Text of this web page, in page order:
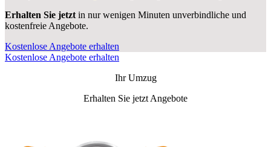
Erhalten Sie jetzt in nur wenigen Minuten unverbindliche und
kostenfreie Angebote.
Kostenlose Angebote erhalten
Kostenlose Angebote erhalten
Ihr Umzug
Erhalten Sie jetzt Angebote